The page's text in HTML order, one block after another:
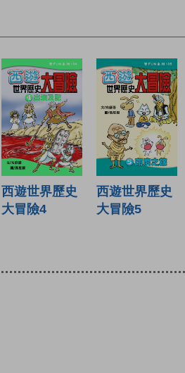
西遊世界歷史
大冒險4
西遊世界歷史
大冒險5